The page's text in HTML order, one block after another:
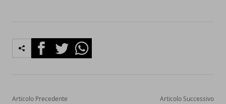
FacebookTwitterWhatsapp
Articolo Precedente Articolo Successivo